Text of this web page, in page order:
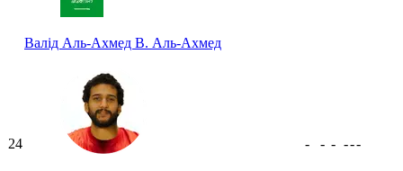
Валід Аль-Ахмед В. Аль-Ахмед
24 - - - ---